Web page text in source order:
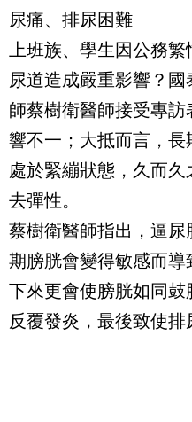
尿痛、排尿困難
上班族、學生因公務
尿道造成嚴重影響？
師蔡樹衛醫師接受專
響不一；大抵而言，長
處於緊繃狀態，久而
去彈性。
蔡樹衛醫師指出，逼
期膀胱會變得敏感而
下來更會使膀胱如同鼓
反覆發炎，最後致使排